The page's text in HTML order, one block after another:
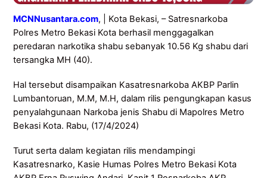
MCNNusantara.com, | Kota Bekasi, – Satresnarkoba
Polres Metro Bekasi Kota berhasil menggagalkan
peredaran narkotika shabu sebanyak 10.56 Kg shabu dari
tersangka MH (40).
Hal tersebut disampaikan Kasatresnarkoba AKBP Parlin
Lumbantoruan, M.M, M.H, dalam rilis pengungkapan kasus
penyalahgunaan Narkoba jenis Shabu di Mapolres Metro
Bekasi Kota. Rabu, (17/4/2024)
Turut serta dalam kegiatan rilis mendampingi
Kasatresnarko, Kasie Humas Polres Metro Bekasi Kota